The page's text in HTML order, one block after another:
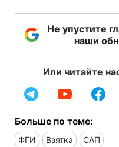
Не упустите
наши
Или читайте
Больше по теме:
ФГИ Взятка САП